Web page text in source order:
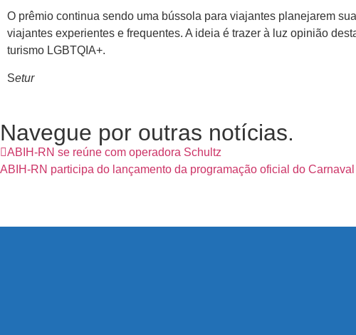
O prêmio continua sendo uma bússola para viajantes planejarem
viajantes experientes e frequentes. A ideia é trazer à luz opinião
turismo LGBTQIA+.
Setur
Navegue por outras notícias.
ABIH-RN se reúne com operadora Schultz
ABIH-RN participa do lançamento da programação oficial do